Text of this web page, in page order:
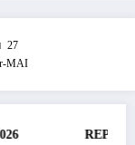
27
MAI
REP presente